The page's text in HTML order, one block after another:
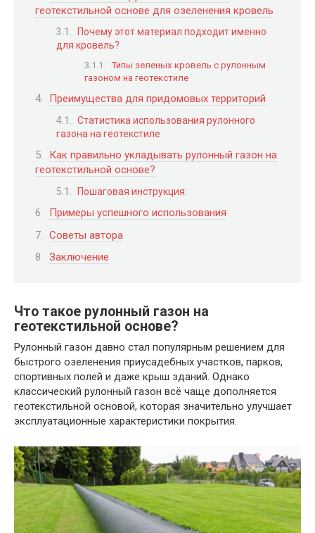
геотекстильной основе для озеленения кровель
Почему этот материал подходит именно
для кровель?
Типы зеленых кровель с рулонным
газоном на геотекстиле
Преимущества для придомовых территорий
Статистика использования рулонного
газона на геотекстиле
Как правильно укладывать рулонный газон на
геотекстильной основе?
Пошаговая инструкция:
Примеры успешного использования
Советы автора
Заключение
Что такое рулонный газон на
геотекстильной основе?
Рулонный газон давно стал популярным решением для
быстрого озеленения приусадебных участков, парков,
спортивных полей и даже крыш зданий. Однако
классический рулонный газон всё чаще дополняется
геотекстильной основой, которая значительно улучшает
эксплуатационные характеристики покрытия.